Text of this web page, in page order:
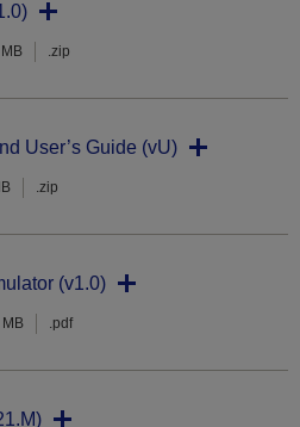
.zip
User’s Guide (vU)
.zip
(v1.0)
.pdf